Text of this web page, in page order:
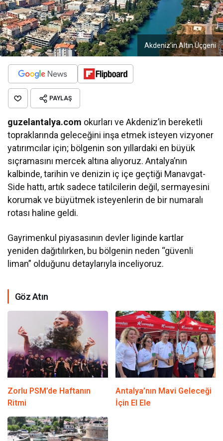
Akdeniz’in Altın Üçgeni
PAYLAŞ
guzelantalya.com okurları ve Akdeniz’in bereketli
topraklarında geleceğini inşa etmek isteyen vizyoner
yatırımcılar için; bölgenin son yıllardaki en büyük
sıçramasını mercek altına alıyoruz. Antalya’nın
kalbinde, tarihin ve denizin iç içe geçtiği Manavgat-
Side hattı, artık sadece tatilcilerin değil, sermayesini
korumak ve büyütmek isteyenlerin de bir numaralı
rotası haline geldi.
Gayrimenkul piyasasının devler liginde kartlar
yeniden dağıtılırken, bu bölgenin neden “güvenli
liman” olduğunu detaylarıyla inceliyoruz.
Göz Atın
Zorlu PSM’de Haftanın
Ritmi
Antalya’nın Mavi Geleceği
İçin El Ele